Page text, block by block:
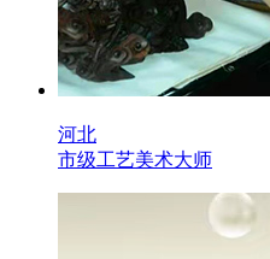
河北
市级工艺美术大师